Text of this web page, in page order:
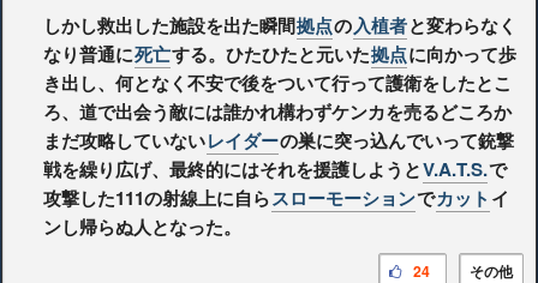
しかし救出した施設を出た瞬間拠点の入植者と変わらなく
なり普通に死亡する。ひたひたと元いた拠点に向かって歩
き出し、何となく不安で後をついて行って護衛をしたとこ
ろ、道で出会う敵には誰かれ構わずケンカを売るどころか
まだ攻略していないレイダーの巣に突っ込んでいって銃撃
戦を繰り広げ、最終的にはそれを援護しようとV.A.T.S.で
攻撃した111の射線上に自らスローモーションでカット イ
ンし帰らぬ人となった。
その他
24